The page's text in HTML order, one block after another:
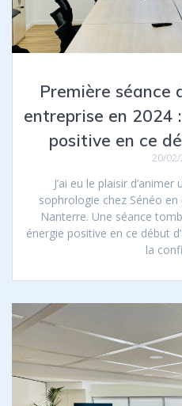
Première séance
entreprise en 2024
positive en ce
20/
J’ai eu le plaisir
sophrologie chez Sénéo
Nanterre. Une séance
énergie positive en ce début
la